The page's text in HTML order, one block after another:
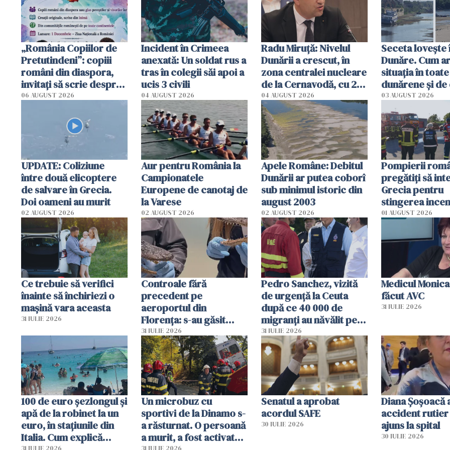
„România Copiilor de
Pretutindeni”: copiii
români din diaspora,
invitați să scrie despre
România într-un volum
06 AUGUST 2026
Incident în Crimeea
anexată: Un soldat rus a
tras în colegii săi apoi a
ucis 3 civili
04 AUGUST 2026
Radu Miruţă: Nivelul
Dunării a crescut, în
zona centralei nucleare
de la Cernavodă, cu 2
cm faţă de ziua trecută
04 AUGUST 2026
Seceta
Dunăre. Cum
situația în
dunărene și de
România
efectele, deși a
în iulie
03 AUGUST 2026
UPDATE: Coliziune
între două elicoptere
de salvare în Grecia.
Doi oameni au murit
02 AUGUST 2026
Aur pentru România la
Campionatele
Europene de canotaj de
la Varese
02 AUGUST 2026
Apele Române: Debitul
Dunării ar putea coborî
sub minimul istoric din
august 2003
02 AUGUST 2026
Pompierii
pregătiţi să
Grecia pentru
stingerea
01 AUGUST 2026
Ce trebuie să verifici
înainte să închiriezi o
mașină vara aceasta
31 IULIE 2026
Controale fără
precedent pe
aeroportul din
Florența: s-au găsit
capete de aligator și o
sumă imensă de bani
31 IULIE 2026
Pedro Sanchez, vizită
de urgență la Ceuta
după ce 40 000 de
migranți au năvălit pe
teritoriul spaniol: „Vom
mobiliza toate
resursele"
31 IULIE 2026
Medicul
făcut AVC
31 IULIE 2026
100 de euro șezlongul și
apă de la robinet la un
euro, în stațiunile din
Italia. Cum explică
Un microbuz cu
sportivi de la Dinamo s-
a răsturnat. O persoană
a murit, a fost activat
Senatul a aprobat
acordul SAFE
30 IULIE 2026
Diana Șoșoacă
accident rutier
ajuns la spital
30 IULIE 2026